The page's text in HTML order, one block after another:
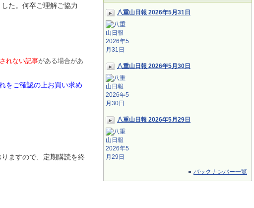
八重山日報 2026年5月31日
八重山日報 2026年5月30日
八重山日報 2026年5月29日
バックナンバー一覧
た。何卒ご理解ご協力
れない記事がある場合があ
をご確認の上お買い求め
ますので、定期購読を終